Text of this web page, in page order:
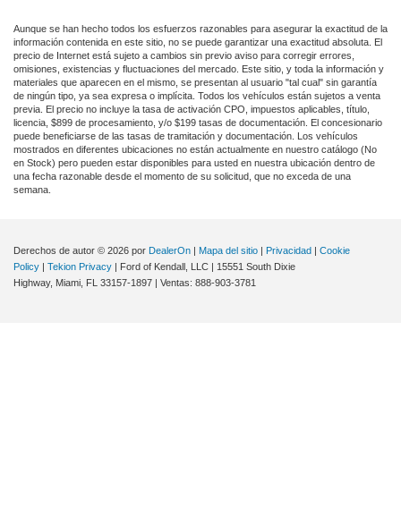
Aunque se han hecho todos los esfuerzos razonables para asegurar la exactitud de la
información contenida en este sitio, no se puede garantizar una exactitud absoluta. El
precio de Internet está sujeto a cambios sin previo aviso para corregir errores,
omisiones, existencias y fluctuaciones del mercado. Este sitio, y toda la información y
materiales que aparecen en el mismo, se presentan al usuario "tal cual" sin garantía
de ningún tipo, ya sea expresa o implícita. Todos los vehículos están sujetos a venta
previa. El precio no incluye la tasa de activación CPO, impuestos aplicables, título,
licencia, $899 de procesamiento, y/o $199 tasas de documentación. El concesionario
puede beneficiarse de las tasas de tramitación y documentación. Los vehículos
mostrados en diferentes ubicaciones no están actualmente en nuestro catálogo (No
en Stock) pero pueden estar disponibles para usted en nuestra ubicación dentro de
una fecha razonable desde el momento de su solicitud, que no exceda de una
semana.
Derechos de autor © 2026 por DealerOn | Mapa del sitio | Privacidad | Cookie
Policy | Tekion Privacy | Ford of Kendall, LLC | 15551 South Dixie
Highway, Miami, FL 33157-1897 | Ventas: 888-903-3781